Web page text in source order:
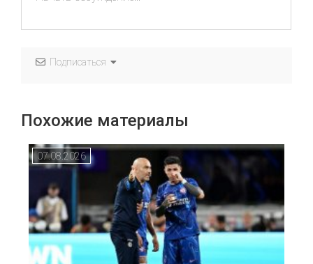
Подписаться
Похожие материалы
07.08.2026